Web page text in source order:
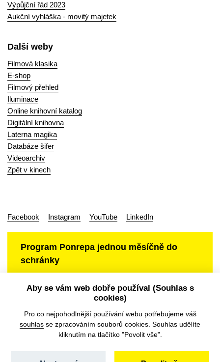
Výpůjční řád 2023
Aukční vyhláška - movitý majetek
Další weby
Filmová klasika
E-shop
Filmový přehled
Iluminace
Online knihovní katalog
Digitální knihovna
Laterna magika
Databáze šifer
Videoarchiv
Zpět v kinech
Facebook Instagram YouTube LinkedIn
Program Ponrepa jednou měsíčně do
schránky
Aby se vám web dobře používal (Souhlas s
cookies)
Pro co nejpohodlnější používání webu potřebujeme váš
souhlas se zpracováním souborů cookies. Souhlas udělíte
kliknutím na tlačítko "Povolit vše".